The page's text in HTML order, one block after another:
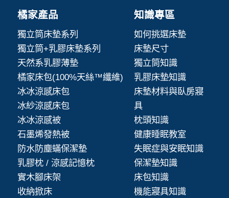
橘家產品
獨立筒床墊系列
獨立筒+乳膠床墊系列
天然系乳膠薄墊
橘家床包(100%天絲™纖維)
冰冰涼感床包
冰紗涼感床包
冰冰涼感被
石墨烯發熱被
防水防塵蟎保潔墊
乳膠枕 / 涼感記憶枕
實木腳床架
收納掀床
知識專區
如何挑選床墊
床墊尺寸
獨立筒知識
乳膠床墊知識
床墊材料與臥房寢
具
枕頭知識
健康睡眠教室
失眠症與安眠知識
保潔墊知識
床包知識
機能寢具知識